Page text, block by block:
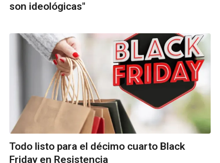
son ideológicas"
Todo listo para el décimo cuarto Black
Friday en Resistencia